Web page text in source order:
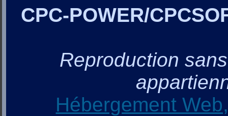
CPC-POWER/
Reproduction
Hébergement